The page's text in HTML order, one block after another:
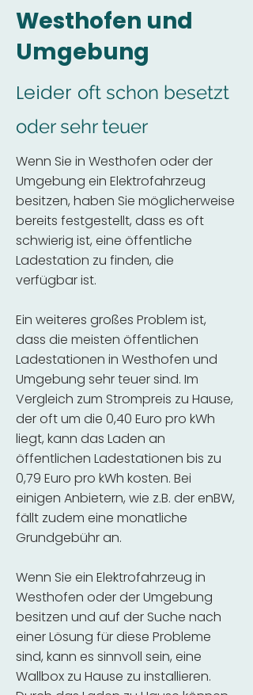
Westhofen und
Umgebung
Leider oft schon besetzt
oder sehr teuer
Wenn Sie in Westhofen oder der
Umgebung ein Elektrofahrzeug
besitzen, haben Sie möglicherweise
bereits festgestellt, dass es oft
schwierig ist, eine öffentliche
Ladestation zu finden, die
verfügbar ist.
Ein weiteres großes Problem ist,
dass die meisten öffentlichen
Ladestationen in Westhofen und
Umgebung sehr teuer sind. Im
Vergleich zum Strompreis zu Hause,
der oft um die 0,40 Euro pro kWh
liegt, kann das Laden an
öffentlichen Ladestationen bis zu
0,79 Euro pro kWh kosten. Bei
einigen Anbietern, wie z.B. der enBW,
fällt zudem eine monatliche
Grundgebühr an.
Wenn Sie ein Elektrofahrzeug in
Westhofen oder der Umgebung
besitzen und auf der Suche nach
einer Lösung für diese Probleme
sind, kann es sinnvoll sein, eine
Wallbox zu Hause zu installieren.